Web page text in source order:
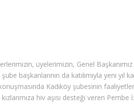
üyelerimizin, Genel Başkanımız
başkanlarının da katılımıyla yeni yıl
Kadıköy şubesinin
hiv aşısı desteği veren Pembe